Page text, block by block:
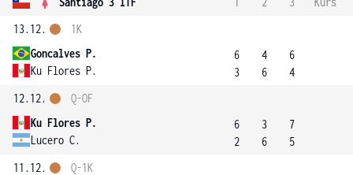
13.12.
Goncalves P.
Ku Flores P.
1K
6
3
4
6
6
4
12.12.
Ku Flores P.
Lucero C.
Q-OF
6
2
3
6
7
5
11.12.
Q-1K